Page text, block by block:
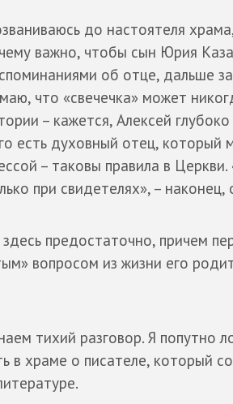
до настоятеля
важно, чтобы сын Юрия
об отце, дальше
что «свечечка» может
– кажется, Алексей
есть духовный отец, который
– таковы правила в
при свидетелях», –
предостаточно, причем
вопросом из жизни его
тихий разговор. Я попутно
в храме о писателе, который